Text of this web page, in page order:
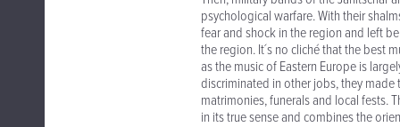
psychological warfare. With their
fear and shock in the region and left
the region. It´s no cliché that the best
as the music of Eastern Europe is
discriminated in other jobs, they
matrimonies, funerals and local fests.
in its true sense and combines the